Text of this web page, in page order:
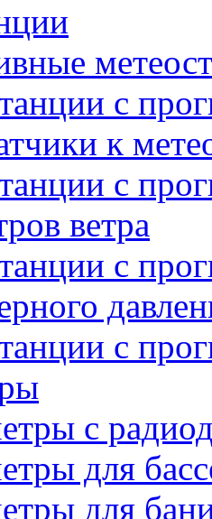
с
к
с
ветра
с
с
с
для
для